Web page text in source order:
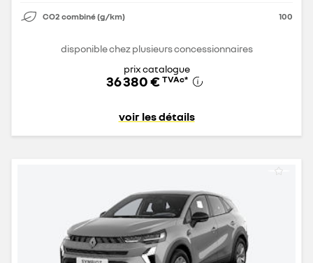
CO2 combiné (g/km) 100
disponible chez plusieurs concessionnaires
prix catalogue
36 380 € TVAc*
voir les détails